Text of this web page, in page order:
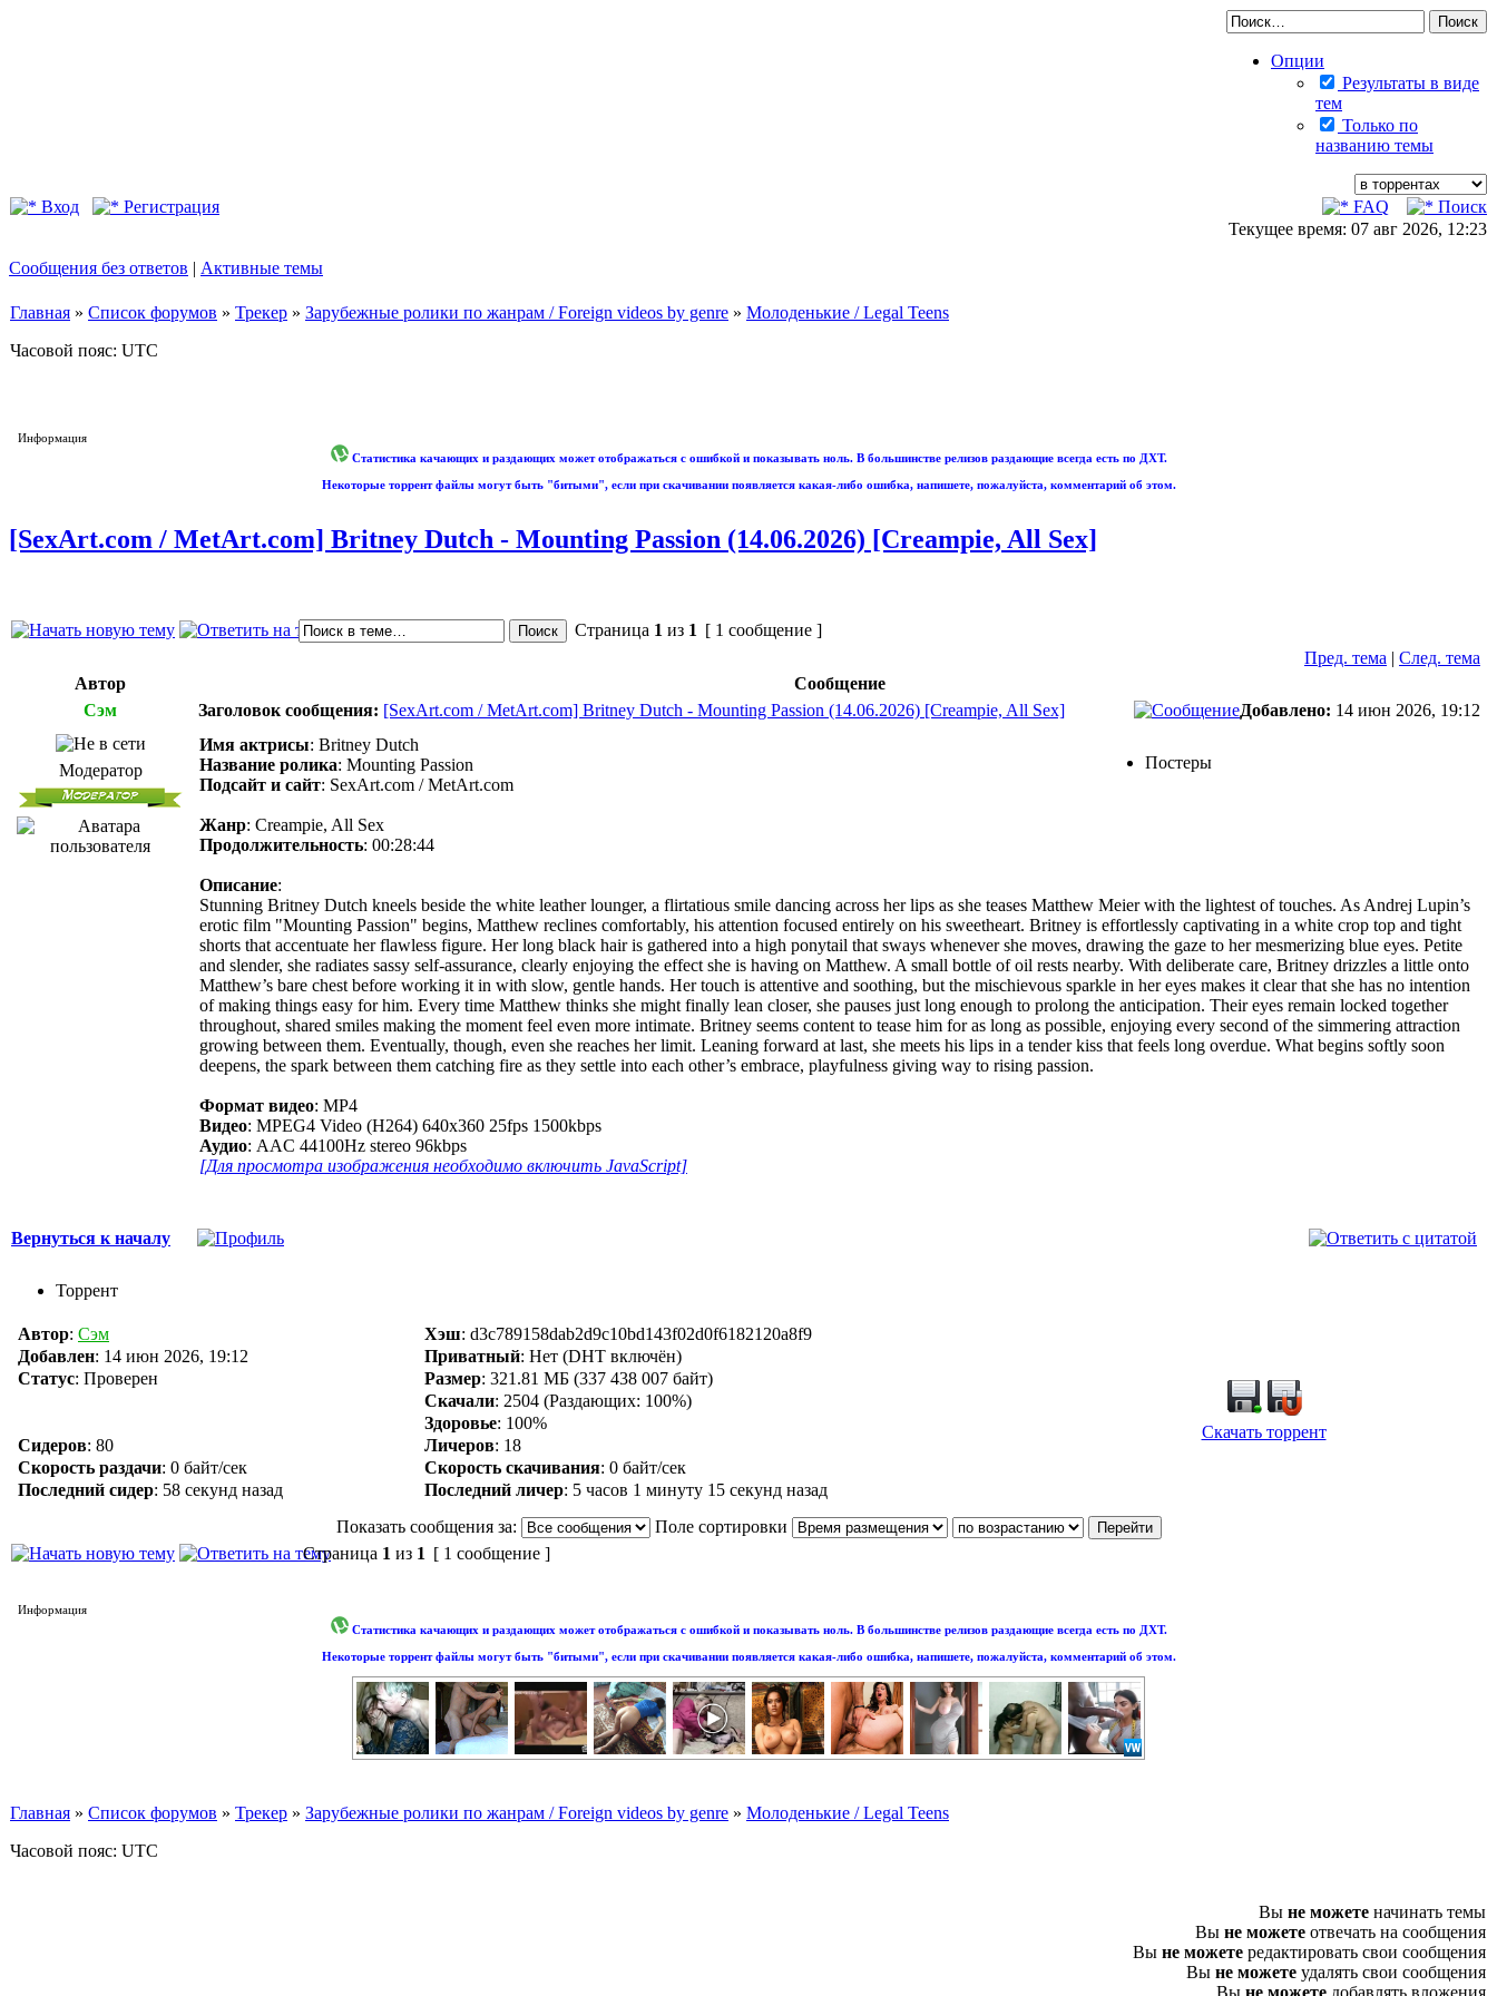
Опции
Результаты в виде
тем
Только по
названию темы
Вход Регистрация FAQ
Поиск
Текущее время: 07 авг 2026, 12:23
Сообщения без ответов | Активные темы
Главная » Список форумов » Трекер » Зарубежные ролики по жанрам / Foreign videos by genre » Молоденькие / Legal Teens
Часовой пояс: UTC
Информация
Статистика качающих и раздающих может отображаться с ошибкой и показывать ноль. В большинстве релизов раздающие всегда есть по ДХТ.
Некоторые торрент файлы могут быть "битыми", если при скачивании появляется какая-либо ошибка, напишете, пожалуйста, комментарий об этом.
[SexArt.com / MetArt.com] Britney Dutch - Mounting Passion (14.06.2026) [Creampie, All Sex]
Страница 1 из 1 [ 1 сообщение ]
Пред. тема | След. тема
Автор
Сообщение
Сэм
Заголовок сообщения: [SexArt.com / MetArt.com] Britney Dutch - Mounting Passion (14.06.2026) [Creampie, All Sex] Добавлено: 14 июн 2026, 19:12
Модератор Постеры
Имя актрисы: Britney Dutch
Название ролика: Mounting Passion
Подсайт и сайт: SexArt.com / MetArt.com
Жанр: Creampie, All Sex
Продолжительность: 00:28:44
Описание:
Stunning Britney Dutch kneels beside the white leather lounger, a flirtatious smile dancing across her lips as she teases Matthew Meier with the lightest of touches. As Andrej Lupin’s
erotic film "Mounting Passion" begins, Matthew reclines comfortably, his attention focused entirely on his sweetheart. Britney is effortlessly captivating in a white crop top and tight
shorts that accentuate her flawless figure. Her long black hair is gathered into a high ponytail that sways whenever she moves, drawing the gaze to her mesmerizing blue eyes. Petite
and slender, she radiates sassy self-assurance, clearly enjoying the effect she is having on Matthew. A small bottle of oil rests nearby. With deliberate care, Britney drizzles a little onto
Matthew’s bare chest before working it in with slow, gentle hands. Her touch is attentive and soothing, but the mischievous sparkle in her eyes makes it clear that she has no intention
of making things easy for him. Every time Matthew thinks she might finally lean closer, she pauses just long enough to prolong the anticipation. Their eyes remain locked together
throughout, shared smiles making the moment feel even more intimate. Britney seems content to tease him for as long as possible, enjoying every second of the simmering attraction
growing between them. Eventually, though, even she reaches her limit. Leaning forward at last, she meets his lips in a tender kiss that feels long overdue. What begins softly soon
deepens, the spark between them catching fire as they settle into each other’s embrace, playfulness giving way to rising passion.
Формат видео: MP4
Видео: MPEG4 Video (H264) 640x360 25fps 1500kbps
Аудио: AAC 44100Hz stereo 96kbps
[Для просмотра изображения необходимо включить JavaScript]
Вернуться к началу
Торрент
Автор: Сэм Хэш: d3c789158dab2d9c10bd143f02d0f6182120a8f9
Добавлен: 14 июн 2026, 19:12 Приватный: Нет (DHT включён)
Статус: Проверен Размер: 321.81 МБ (337 438 007 байт)
Скачали: 2504 (Раздающих: 100%)
Здоровье: 100%
Сидеров: 80 Личеров: 18
Скорость раздачи: 0 байт/сек Скорость скачивания: 0 байт/сек
Последний сидер: 58 секунд назад Последний личер: 5 часов 1 минуту 15 секунд назад
Скачать торрент
Показать сообщения за:
Поле сортировки
Страница 1 из 1 [ 1 сообщение ]
Информация
Статистика качающих и раздающих может отображаться с ошибкой и показывать ноль. В большинстве релизов раздающие всегда есть по ДХТ.
Некоторые торрент файлы могут быть "битыми", если при скачивании появляется какая-либо ошибка, напишете, пожалуйста, комментарий об этом.
Главная » Список форумов » Трекер » Зарубежные ролики по жанрам / Foreign videos by genre » Молоденькие / Legal Teens
Часовой пояс: UTC
Вы не можете начинать темы
Вы не можете отвечать на сообщения
Вы не можете редактировать свои сообщения
Вы не можете удалять свои сообщения
Вы не можете добавлять вложения